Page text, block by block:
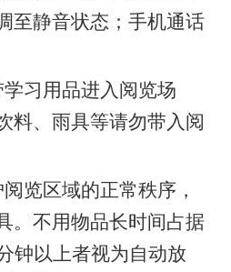
至静音状态；手机通话
学习用品进入阅览场
料、雨具等请勿带入阅
阅览区域的正常秩序，
。不用物品长时间占据
钟以上者视为自动放